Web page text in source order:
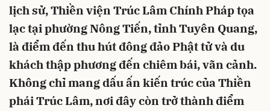
lịch sử, Thiền viện Trúc Lâm Chính Pháp tọa
lạc tại phường Nông Tiến, tỉnh Tuyên Quang,
là điểm đến thu hút đông đảo Phật tử và du
khách thập phương đến chiêm bái, vãn cảnh.
Không chỉ mang dấu ấn kiến trúc của Thiền
phái Trúc Lâm, nơi đây còn trở thành điểm